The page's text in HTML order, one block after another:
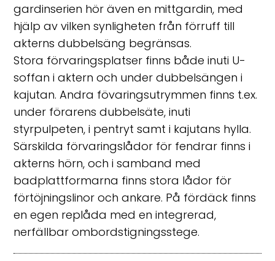
gardinserien hör även en mittgardin, med
hjälp av vilken synligheten från förruff till
akterns dubbelsäng begränsas.
Stora förvaringsplatser finns både inuti U-
soffan i aktern och under dubbelsängen i
kajutan. Andra fövaringsutrymmen finns t.ex.
under förarens dubbelsäte, inuti
styrpulpeten, i pentryt samt i kajutans hylla.
Särskilda förvaringslådor för fendrar finns i
akterns hörn, och i samband med
badplattformarna finns stora lådor för
förtöjningslinor och ankare. På fördäck finns
en egen replåda med en integrerad,
nerfällbar ombordstigningsstege.